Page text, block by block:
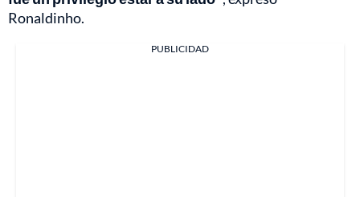
Ronaldinho.
PUBLICIDAD